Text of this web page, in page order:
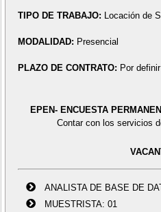
TIPO DE TRABAJO: Locación de
MODALIDAD: Presencial
PLAZO DE CONTRATO: Por definir
EPEN- ENCUESTA
Contar con los servicios
ANALISTA DE BASE DE
MUESTRISTA: 01